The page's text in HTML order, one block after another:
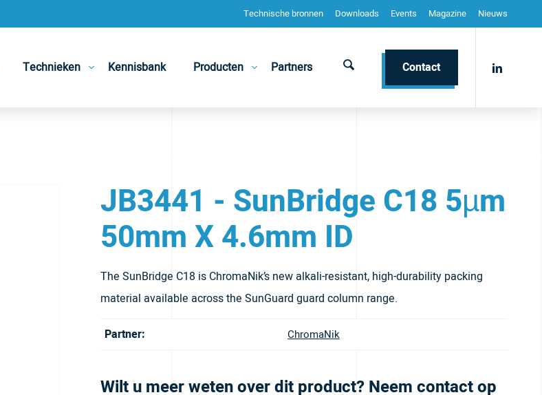
Technische bronnen Downloads Events Magazine Nieuws
Technieken Kennisbank Producten Partners Contact
JB3441 - SunBridge C18 5µm
50mm X 4.6mm ID
The SunBridge C18 is ChromaNik’s new alkali-resistant, high-durability packing
material available across the SunGuard guard column range.
Partner: ChromaNik
Wilt u meer weten over dit product? Neem contact op